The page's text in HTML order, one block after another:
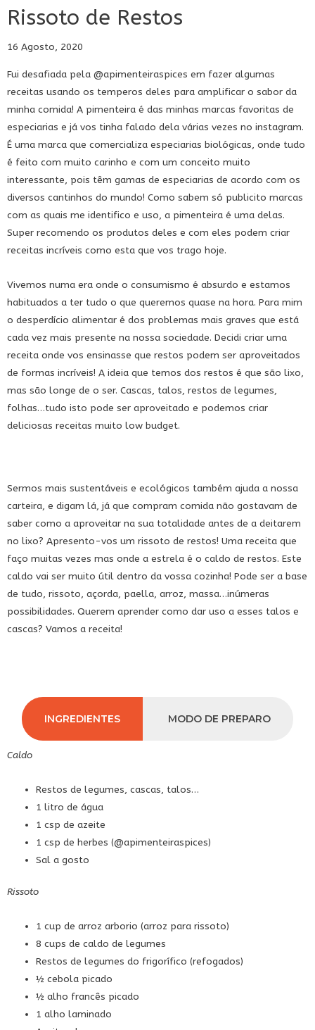
Rissoto de Restos
16 Agosto, 2020
Fui desafiada pela @apimenteiraspices em fazer algumas
receitas usando os temperos deles para amplificar o sabor da
minha comida! A pimenteira é das minhas marcas favoritas de
especiarias e já vos tinha falado dela várias vezes no instagram.
É uma marca que comercializa especiarias biológicas, onde tudo
é feito com muito carinho e com um conceito muito
interessante, pois têm gamas de especiarias de acordo com os
diversos cantinhos do mundo! Como sabem só publicito marcas
com as quais me identifico e uso, a pimenteira é uma delas.
Super recomendo os produtos deles e com eles podem criar
receitas incríveis como esta que vos trago hoje.
Vivemos numa era onde o consumismo é absurdo e estamos
habituados a ter tudo o que queremos quase na hora. Para mim
o desperdício alimentar é dos problemas mais graves que está
cada vez mais presente na nossa sociedade. Decidi criar uma
receita onde vos ensinasse que restos podem ser aproveitados
de formas incríveis! A ideia que temos dos restos é que são lixo,
mas são longe de o ser. Cascas, talos, restos de legumes,
folhas…tudo isto pode ser aproveitado e podemos criar
deliciosas receitas muito low budget.
Sermos mais sustentáveis e ecológicos também ajuda a nossa
carteira, e digam lá, já que compram comida não gostavam de
saber como a aproveitar na sua totalidade antes de a deitarem
no lixo? Apresento-vos um rissoto de restos! Uma receita que
faço muitas vezes mas onde a estrela é o caldo de restos. Este
caldo vai ser muito útil dentro da vossa cozinha! Pode ser a base
de tudo, rissoto, açorda, paella, arroz, massa…inúmeras
possibilidades. Querem aprender como dar uso a esses talos e
cascas? Vamos a receita!
INGREDIENTES MODO DE PREPARO
Caldo
Restos de legumes, cascas, talos…
1 litro de água
1 csp de azeite
1 csp de herbes (@apimenteiraspices)
Sal a gosto
Rissoto
1 cup de arroz arborio (arroz para rissoto)
8 cups de caldo de legumes
Restos de legumes do frigorífico (refogados)
½ cebola picado
½ alho francês picado
1 alho laminado